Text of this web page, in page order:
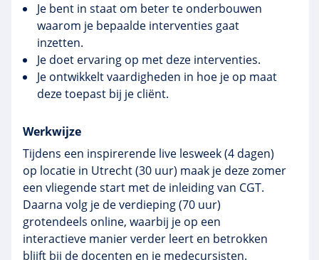
Je bent in staat om beter te onderbouwen
waarom je bepaalde interventies gaat
inzetten.
Je doet ervaring op met deze interventies.
Je ontwikkelt vaardigheden in hoe je op maat
deze toepast bij je cliënt.
Werkwijze
Tijdens een inspirerende live lesweek (4 dagen)
op locatie in Utrecht (30 uur) maak je deze zomer
een vliegende start met de inleiding van CGT.
Daarna volg je de verdieping (70 uur)
grotendeels online, waarbij je op een
interactieve manier verder leert en betrokken
blijft bij de docenten en je medecursisten.